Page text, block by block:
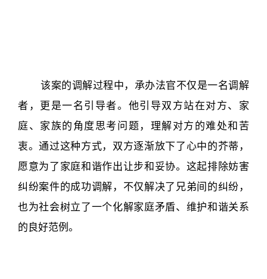
该案的调解过程中，承办法官不仅是一名调解
者，更是一名引导者。他引导双方站在对方、家
庭、家族的角度思考问题，理解对方的难处和苦
衷。通过这种方式，双方逐渐放下了心中的芥蒂，
愿意为了家庭和谐作出让步和妥协。这起排除妨害
纠纷案件的成功调解，不仅解决了兄弟间的纠纷，
也为社会树立了一个化解家庭矛盾、维护和谐关系
的良好范例。